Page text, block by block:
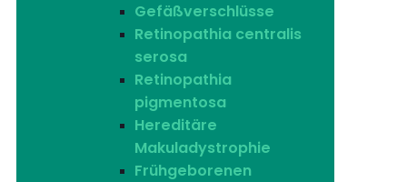
Gefäßverschlüsse
Retinopathia centralis
serosa
Retinopathia
pigmentosa
Hereditäre
Makuladystrophie
Frühgeborenen